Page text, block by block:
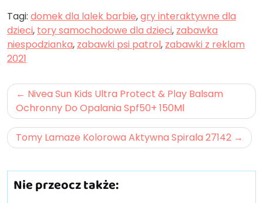
Tagi: domek dla lalek barbie,gry interaktywne dla
dzieci, tory samochodowe dla dzieci, zabawka
niespodzianka, zabawki psi patrol, zabawki z reklam
2021
Nawigacja
wpisu
Nivea Sun Kids Ultra Protect & Play Balsam
Ochronny Do Opalania Spf50+ 150Ml
Tomy Lamaze Kolorowa Aktywna Spirala 27142
Nie przeocz także: